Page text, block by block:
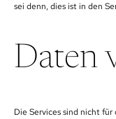
sei denn, dies ist in den
Daten
Die Services sind nicht